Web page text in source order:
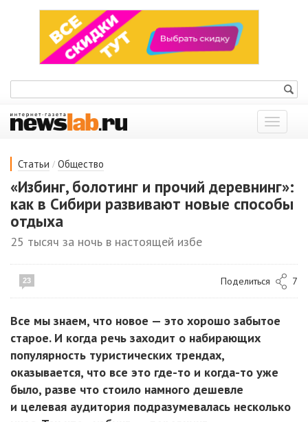
Показать
меню
Статьи / Общество
«Избинг, болотинг и прочий деревнинг»:
как в Сибири развивают новые способы
отдыха
25 тысяч за ночь в настоящей избе
23 Поделиться 7
Все мы знаем, что новое — это хорошо забытое
старое. И когда речь заходит о набирающих
популярность туристических трендах,
оказывается, что все это где-то и когда-то уже
было, разве что стоило намного дешевле
и целевая аудитория подразумевалась несколько